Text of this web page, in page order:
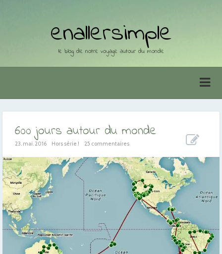
enallersimple
le blog de notre voyage autour du monde
600 jours autour du monde
23. mai. 2016 Hors série ! 25 commentaires